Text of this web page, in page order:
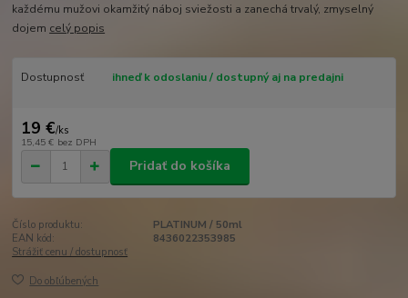
každému mužovi okamžitý náboj sviežosti a zanechá trvalý, zmyselný
dojem celý popis
Dostupnosť ihneď k odoslaniu / dostupný aj na predajni
19 €/ks
15,45 € bez DPH
Pridať do košíka
Číslo produktu:
PLATINUM / 50ml
EAN kód:
8436022353985
Strážiť cenu / dostupnosť
Do obľúbených